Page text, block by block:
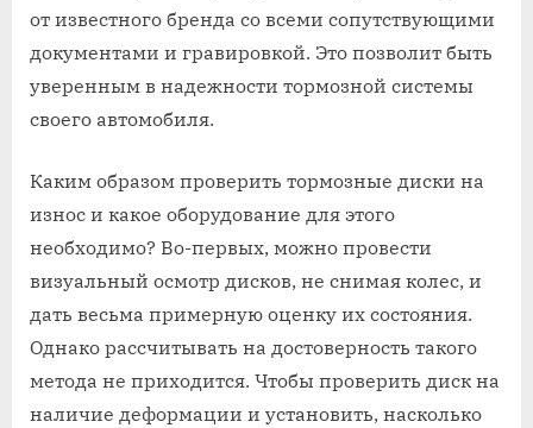
от известного бренда со всеми сопутствующими
документами и гравировкой. Это позволит быть
уверенным в надежности тормозной системы
своего автомобиля.
Каким образом проверить тормозные диски на
износ и какое оборудование для этого
необходимо? Во-первых, можно провести
визуальный осмотр дисков, не снимая колес, и
дать весьма примерную оценку их состояния.
Однако рассчитывать на достоверность такого
метода не приходится. Чтобы проверить диск на
наличие деформации и установить, насколько